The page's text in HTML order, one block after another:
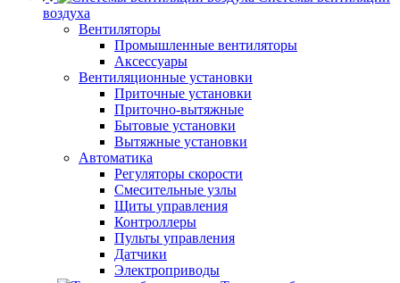
воздуха
Вентиляторы
Промышленные вентиляторы
Аксессуары
Вентиляционные установки
Приточные установки
Приточно-вытяжные
Бытовые установки
Вытяжные установки
Автоматика
Регуляторы скорости
Смесительные узлы
Щиты управления
Контроллеры
Пульты управления
Датчики
Электроприводы